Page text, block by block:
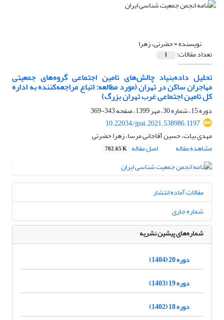
نویسنده =حضرتی، زهرا
تعداد مقالات: 1
تحلیل داده‌بنیاد چالش‌های تامین اجتماعی گروه‌های جمعیتی
مهاجران ساکن در تهران (مورد مطالعه: اتباع مراجعه‌کننده به اداره
کل تامین اجتماعی غرب تهران بزرگ)
دوره 15، شماره 30، مهر 1399، صفحه
343-369
10.22034/jpai.2021.538986.1197
مهدی بیات، حسین آقاجانی مرسا، زهرا حضرتی
مشاهده مقاله
اصل مقاله 702.65 K
مقالات آماده انتشار
شماره جاری
شماره‌های پیشین نشریه
دوره 20 (1404)
دوره 19 (1403)
دوره 18 (1402)